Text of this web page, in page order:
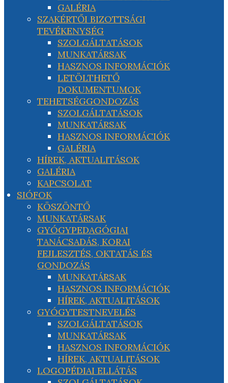
GALÉRIA
SZAKÉRTŐI BIZOTTSÁGI
TEVÉKENYSÉG
SZOLGÁLTATÁSOK
MUNKATÁRSAK
HASZNOS INFORMÁCIÓK
LETÖLTHETŐ
DOKUMENTUMOK
TEHETSÉGGONDOZÁS
SZOLGÁLTATÁSOK
MUNKATÁRSAK
HASZNOS INFORMÁCIÓK
GALÉRIA
HÍREK, AKTUALITÁSOK
GALÉRIA
KAPCSOLAT
SIÓFOK
KÖSZÖNTŐ
MUNKATÁRSAK
GYÓGYPEDAGÓGIAI
TANÁCSADÁS, KORAI
FEJLESZTÉS, OKTATÁS ÉS
GONDOZÁS
MUNKATÁRSAK
HASZNOS INFORMÁCIÓK
HÍREK, AKTUALITÁSOK
GYÓGYTESTNEVELÉS
SZOLGÁLTATÁSOK
MUNKATÁRSAK
HASZNOS INFORMÁCIÓK
HÍREK, AKTUALITÁSOK
LOGOPÉDIAI ELLÁTÁS